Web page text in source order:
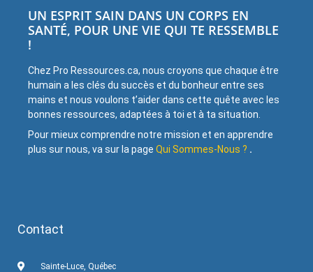
UN ESPRIT SAIN DANS UN CORPS EN
SANTÉ, POUR UNE VIE QUI TE RESSEMBLE
!
Chez Pro Ressources.ca, nous croyons que chaque être
humain a les clés du succès et du bonheur entre ses
mains et nous voulons t’aider dans cette quête avec les
bonnes ressources, adaptées à toi et à ta situation.
Pour mieux comprendre notre mission et en apprendre
plus sur nous, va sur la page Qui Sommes-Nous ? .
Contact
Sainte-Luce, Québec